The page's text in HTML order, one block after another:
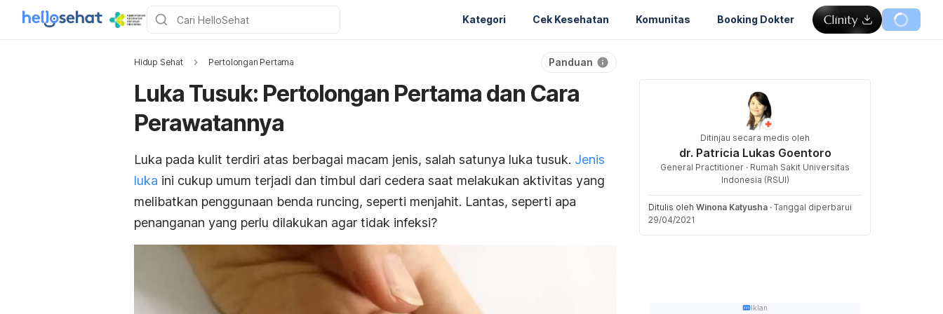
Kategori Cek Kesehatan Komunitas Booking Dokter
Hidup Sehat Pertolongan Pertama Panduan
Luka Tusuk: Pertolongan Pertama dan Cara
Perawatannya
Luka pada kulit terdiri atas berbagai macam jenis, salah satunya luka tusuk. Jenis
luka ini cukup umum terjadi dan timbul dari cedera saat melakukan aktivitas yang
melibatkan penggunaan benda runcing, seperti menjahit. Lantas, seperti apa
penanganan yang perlu dilakukan agar tidak infeksi?
Ditinjau secara medis oleh
dr. Patricia Lukas Goentoro
General Practitioner · Rumah Sakit Universitas
Indonesia (RSUI)
Ditulis oleh Winona Katyusha · Tanggal diperbarui
29/04/2021
Iklan